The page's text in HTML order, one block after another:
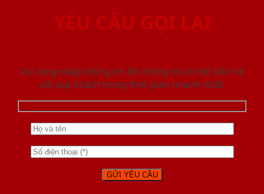
YÊU CẦU GỌI LẠI
Vui lòng nhập thông tin để chúng tôi có thể liên hệ
với quý khách trong thời gian nhanh nhất.